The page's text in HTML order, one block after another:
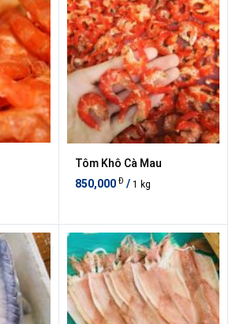
Tôm Khô Cà Mau
850,000 Đ / 1 kg